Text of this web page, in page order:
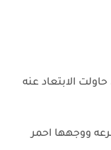
الابتعاد عنه
ووجهها احمر